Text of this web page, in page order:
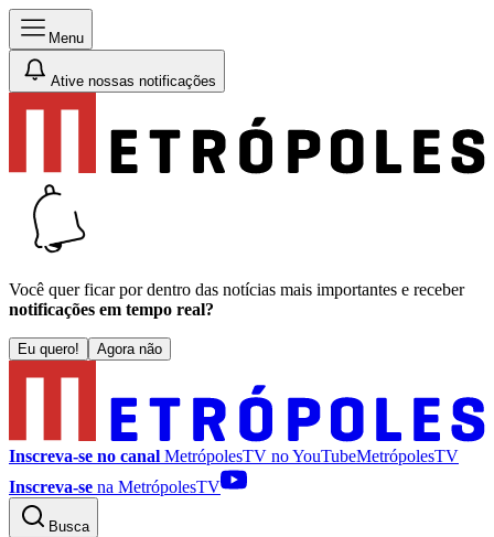
Menu
Ative nossas notificações
Você quer ficar por dentro das notícias mais importantes e receber
notificações em tempo real?
Eu quero! Agora não
Inscreva-se no canal MetrópolesTV noYouTubeMetrópolesTV
Inscreva-se na MetrópolesTV
Busca